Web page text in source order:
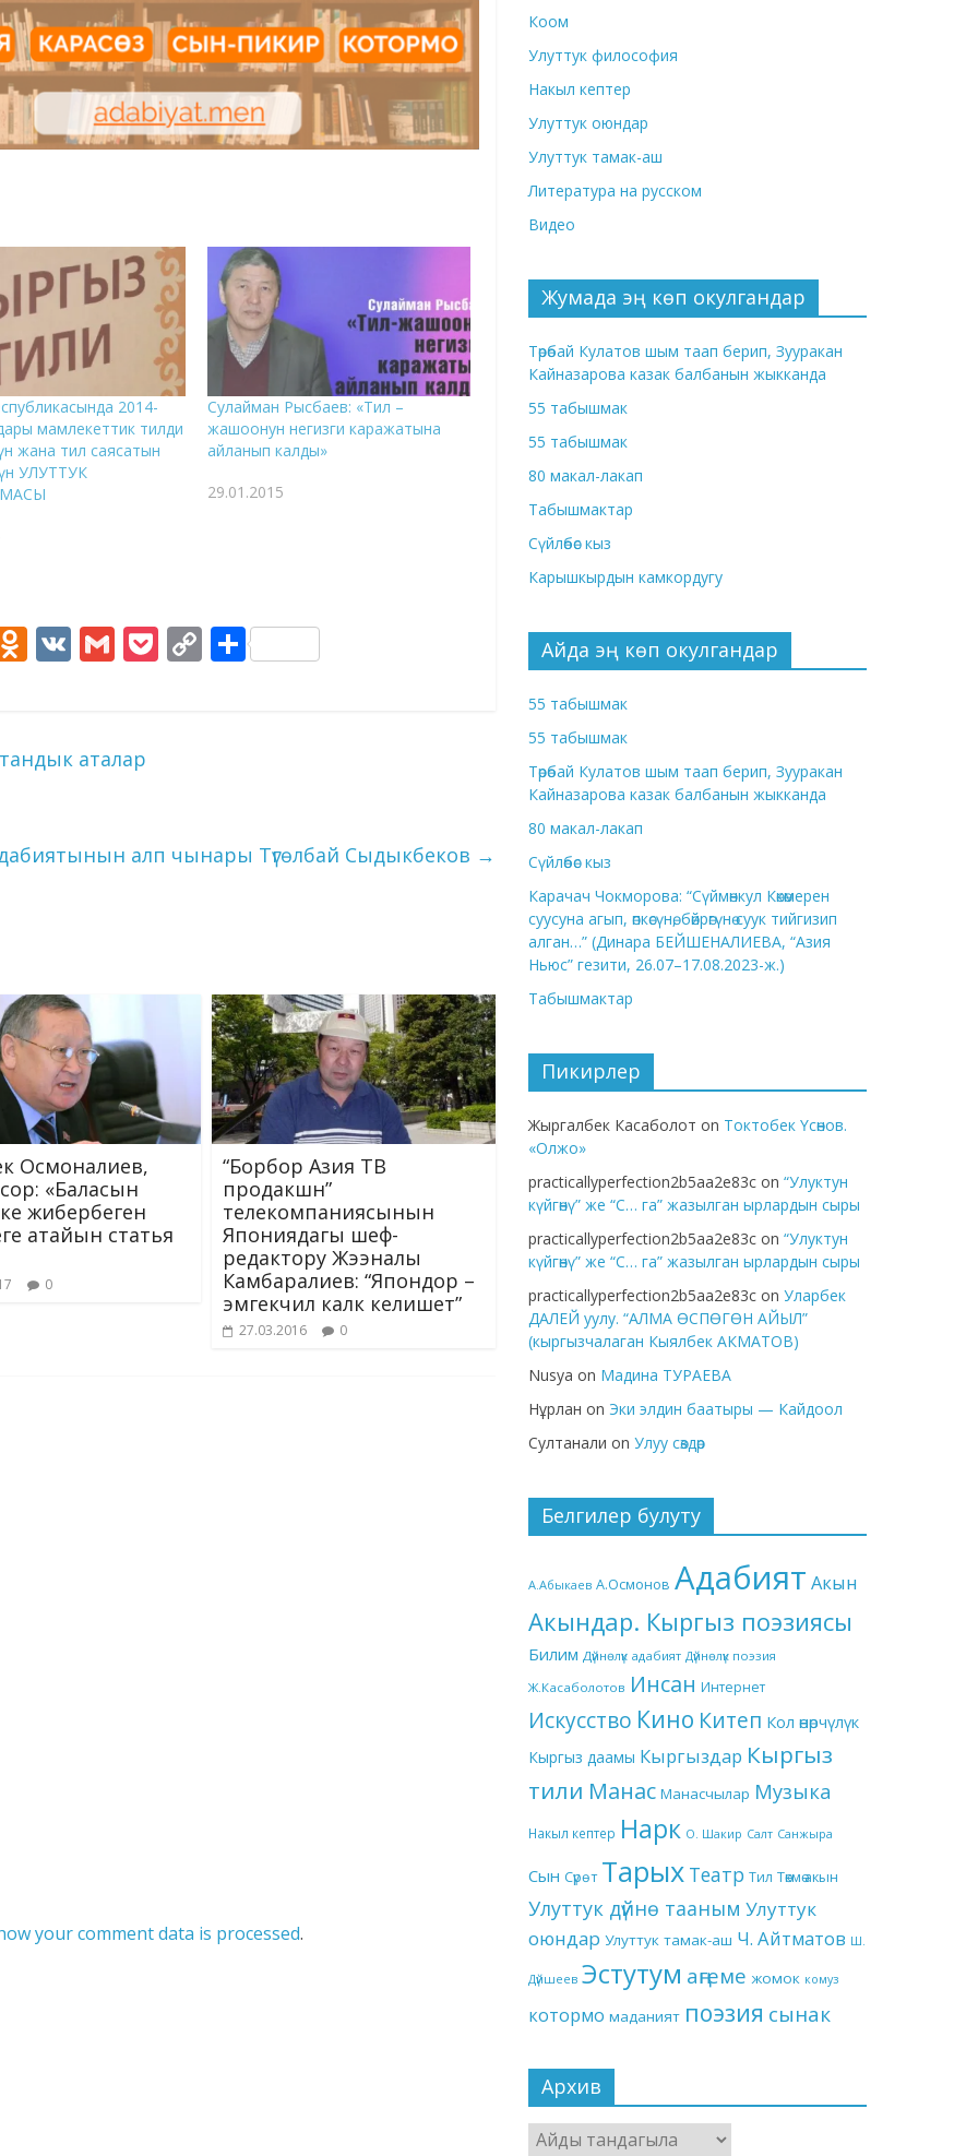
2014-
мамлекеттик тилди
жана тил саясатын
УЛУТТУК
Сулайман Рысбаев: «Тил –
жашоонун негизги каражатына
айланып калды»
29.01.2015
O
o
kl
s
V G
l
P C
k
S
аталар
алп чынары Түгөлбай Сыдыкбеков →
Осмоналиев,
«Баласын
жибербеген
атайын статья
0
“Борбор Азия ТВ
продакшн”
телекомпаниясынын
Япониядагы шеф-
редактору Жээналы
Камбаралиев: “Япондор –
эмгекчил калк келишет”
27.03.2016 0
your comment data is processed.
Коом
Улуттук философия
Накыл кептер
Улуттук оюндар
Улуттук тамак-аш
Литература на русском
Видео
Жумада эң көп окулгандар
Төрөбай Кулатов шым таап берип, Зууракан
Кайназарова казак балбанын жыкканда
55 табышмак
55 табышмак
80 макал-лакап
Табышмактар
Сүйлөбөс кыз
Карышкырдын камкордугу
Айда эң көп окулгандар
55 табышмак
55 табышмак
Төрөбай Кулатов шым таап берип, Зууракан
Кайназарова казак балбанын жыкканда
80 макал-лакап
Сүйлөбөс кыз
Карачач Чокморова: “Сүймөнкул Көкөмерен
суусуна агып, өпкөсүнө, бөйрөгүнө суук тийгизип
алган…” (Динара БЕЙШЕНАЛИЕВА, “Азия
Ньюс” гезити, 26.07–17.08.2023-ж.)
Табышмактар
Пикирлер
Жыргалбек Касаболот on Токтобек Үсөнов.
«Олжо»
practicallyperfection2b5aa2e83c on “Улуктун
күйгөнү” же “С… га” жазылган ырлардын сыры
practicallyperfection2b5aa2e83c on “Улуктун
күйгөнү” же “С… га” жазылган ырлардын сыры
practicallyperfection2b5aa2e83c on Уларбек
ДАЛЕЙ уулу. “АЛМА ӨСПӨГӨН АЙЫЛ”
(кыргызчалаган Кыялбек АКМАТОВ)
Nusya on Мадина ТУРАЕВА
Нұрлан on Эки элдин баатыры — Кайдоол
Султанали on Улуу сөздөр
Белгилер булуту
А.Абыкаев А.Осмонов Адабият Акын
Акындар. Кыргыз поэзиясы
Билим Дүйнөлүк адабият Дүйнөлүк поэзия
Ж.Касаболотов Инсан Интернет
Искусство Кино Китеп Кол өнөрчүлүк
Кыргыз даамы Кыргыздар Кыргыз
тили Манас Манасчылар Музыка
Накыл кептер Нарк О. Шакир Салт Санжыра
Сын Сүрөт Тарых Театр Тил Төкмө акын
Улуттук дүйнө тааным Улуттук
оюндар Улуттук тамак-аш Ч. Айтматов Ш.
Дүйшеев Эстутум аңгеме жомок комуз
котормо маданият поэзия сынак
Архив
Архив